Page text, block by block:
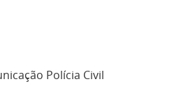
Polícia Civil